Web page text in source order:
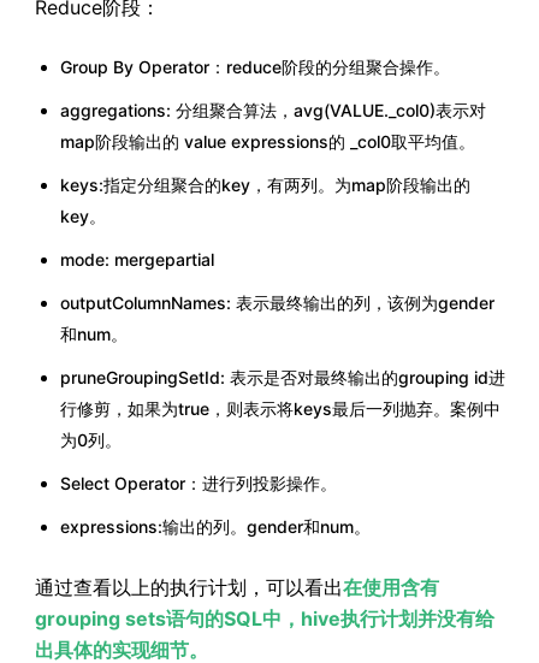
Reduce阶段：
Group By Operator：reduce阶段的分组聚合操作。
aggregations: 分组聚合算法，avg(VALUE._col0)表示对
map阶段输出的 value expressions的 _col0取平均值。
keys:指定分组聚合的key，有两列。为map阶段输出的
key。
mode: mergepartial
outputColumnNames: 表示最终输出的列，该例为gender
和num。
pruneGroupingSetId: 表示是否对最终输出的grouping id进
行修剪，如果为true，则表示将keys最后一列抛弃。案例中
为0列。
Select Operator：进行列投影操作。
expressions:输出的列。gender和num。
通过查看以上的执行计划，可以看出在使用含有
grouping sets语句的SQL中，hive执行计划并没有给
出具体的实现细节。